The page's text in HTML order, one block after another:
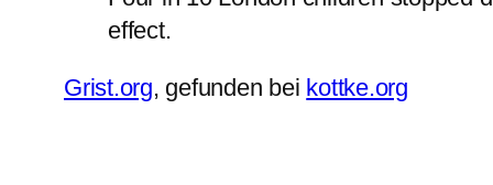
effect.
Grist.org, gefunden bei kottke.org